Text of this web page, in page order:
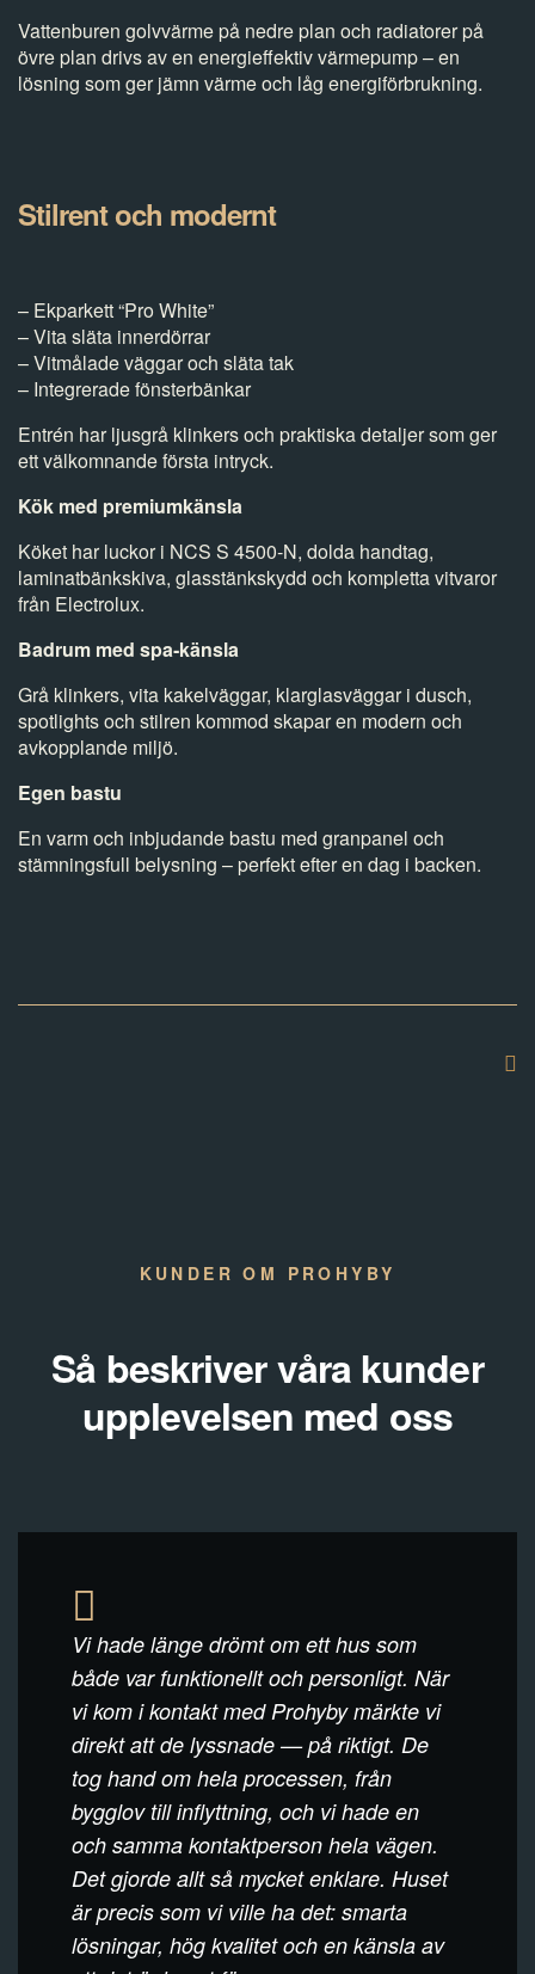
Vattenburen golvvärme på nedre plan och radiatorer på
övre plan drivs av en energieffektiv värmepump – en
lösning som ger jämn värme och låg energiförbrukning.
Stilrent och modernt
– Ekparkett “Pro White”
– Vita släta innerdörrar
– Vitmålade väggar och släta tak
– Integrerade fönsterbänkar
Entrén har ljusgrå klinkers och praktiska detaljer som ger
ett välkomnande första intryck.
Kök med premiumkänsla
Köket har luckor i NCS S 4500‑N, dolda handtag,
laminatbänkskiva, glasstänkskydd och kompletta vitvaror
från Electrolux.
Badrum med spa‑känsla
Grå klinkers, vita kakelväggar, klarglasväggar i dusch,
spotlights och stilren kommod skapar en modern och
avkopplande miljö.
Egen bastu
En varm och inbjudande bastu med granpanel och
stämningsfull belysning – perfekt efter en dag i backen.
KUNDER OM PROHYBY
Så beskriver våra kunder
upplevelsen med oss
Vi hade länge drömt om ett hus som
både var funktionellt och personligt. När
vi kom i kontakt med Prohyby märkte vi
direkt att de lyssnade — på riktigt. De
tog hand om hela processen, från
bygglov till inflyttning, och vi hade en
och samma kontaktperson hela vägen.
Det gjorde allt så mycket enklare. Huset
är precis som vi ville ha det: smarta
lösningar, hög kvalitet och en känsla av